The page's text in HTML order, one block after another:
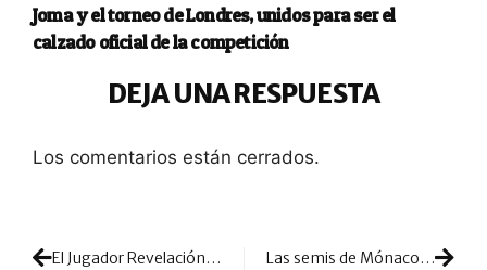
Joma y el torneo de Londres, unidos para ser el
calzado oficial de la competición
DEJA UNA RESPUESTA
Los comentarios están cerrados.
El Jugador Revelación 2021, Miguel Semmler, suma un nuevo patrocinio Las semis de Mónaco dejan un último duelo con mucho en juego